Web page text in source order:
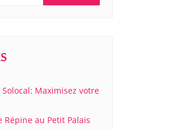
Maximisez votre
Répine au Petit Palais